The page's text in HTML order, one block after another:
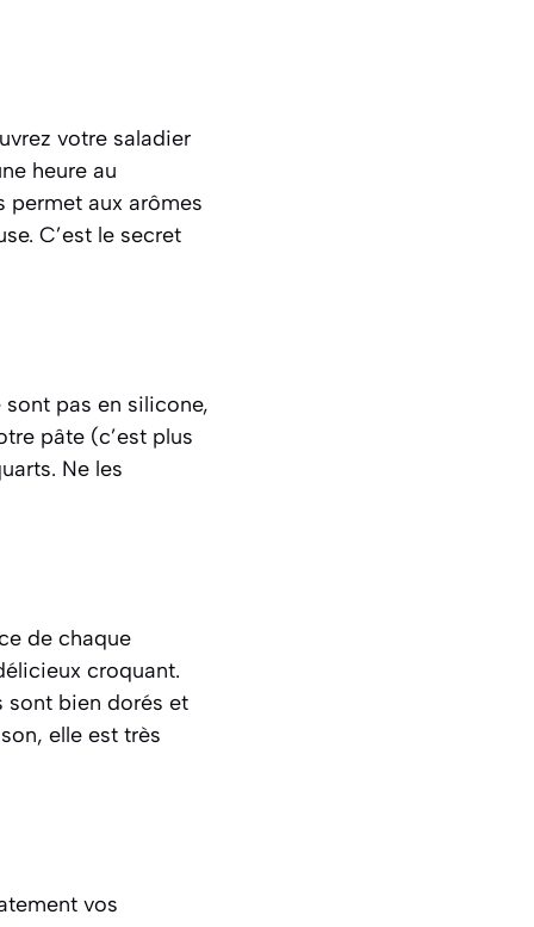
votre saladier
heure au
permet aux arômes
C’est le secret
pas en silicone,
pâte (c’est plus
Ne les
de chaque
croquant.
sont bien dorés et
elle est très
vos